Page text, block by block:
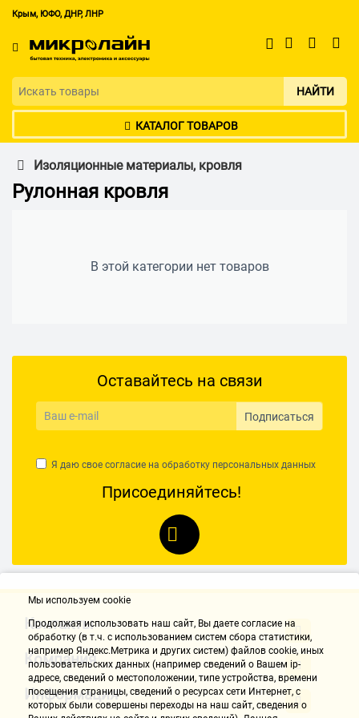
Крым, ЮФО, ДНР, ЛНР
НАЙТИ
КАТАЛОГ ТОВАРОВ
Изоляционные материалы, кровля
Рулонная кровля
В этой категории нет товаров
Оставайтесь на связи
Подписаться
Я даю свое согласие на обработку персональных данных
Присоединяйтесь!
Контакты
Компания
Информация
Мы используем cookie
Продолжая использовать наш cайт, Вы даете согласие на
обработку (в т.ч. с использованием систем сбора статистики,
например Яндекс.Метрика и других систем) файлов cookie, иных
пользовательских данных (например сведений о Вашем ip-
адресе, сведений о местоположении, типе устройства, времени
посещения страницы, сведений о ресурсах сети Интернет, с
которых были совершены переходы на наш сайт, сведения о